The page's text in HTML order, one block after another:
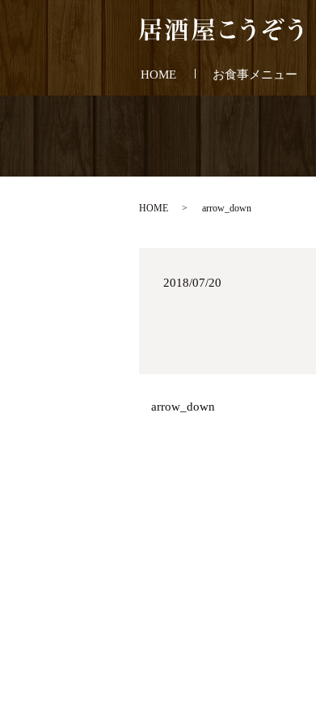
HOME お食事メニュー
HOME arrow_down
2018/07/20
arrow_down